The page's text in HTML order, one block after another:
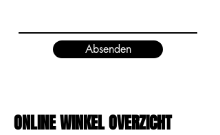
Absenden
ONLINE WINKEL OVERZICHT